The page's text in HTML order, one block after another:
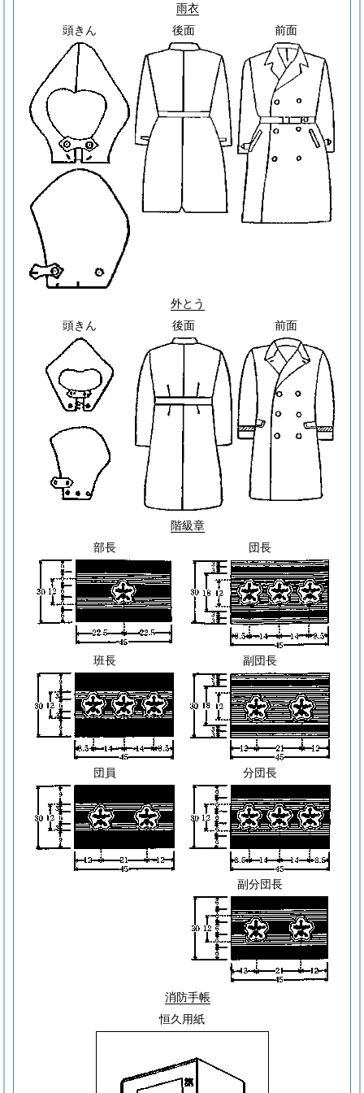
雨衣
頭きん
後面 前面
外とう
頭きん
後面 前面
階級章
部長
団長
班長 副団長
団員 分団長
副分団長
消防手帳
恒久用紙